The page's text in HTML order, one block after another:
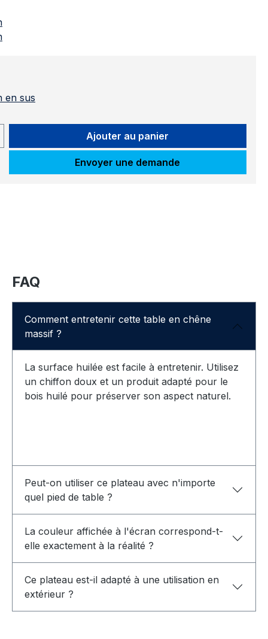
en sus
: Entrez la quantité souhaitée ou
Ajouter au panier
Envoyer une demande
FAQ
Comment entretenir cette table en chêne
massif ?
La surface huilée est facile à entretenir. Utilisez
un chiffon doux et un produit adapté pour le
bois huilé pour préserver son aspect naturel.
Peut-on utiliser ce plateau avec n'importe
quel pied de table ?
La couleur affichée à l'écran correspond-t-
elle exactement à la réalité ?
Ce plateau est-il adapté à une utilisation en
extérieur ?